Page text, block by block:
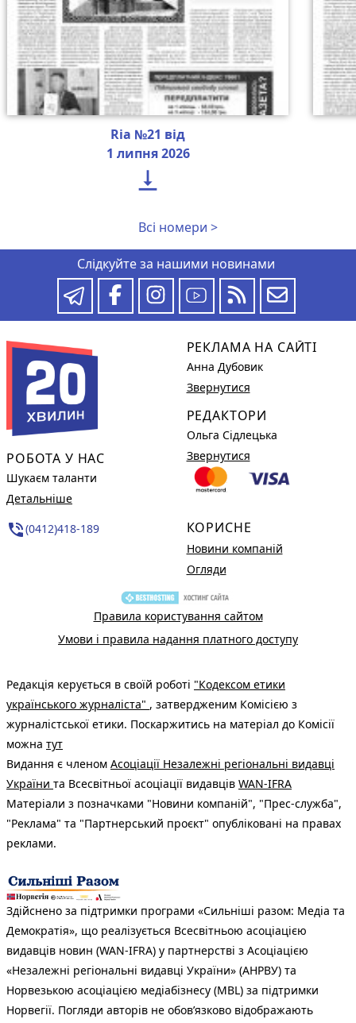
Ria №21 від
1 липня 2026

Всі номери >
Слідкуйте за нашими новинами
РОБОТА У НАС
Шукаєм таланти
Детальніше
phone_in_talk(0412)418-189
РЕКЛАМА НА САЙТІ
Анна Дубовик
Звернутися
РЕДАКТОРИ
Ольга Сідлецька
Звернутися
КОРИСНЕ
Новини компаній
Огляди
Правила користування сайтом
Умови і правила надання платного доступу
Редакція керується в своїй роботі "Кодексом етики
українського журналіста" , затвердженим Комісією з
журналістської етики. Поскаржитись на матеріал до Комісії
можна тут
Видання є членом Асоціації Незалежні регіональні видавці
України та Всесвітньої асоціації видавців WAN-IFRA
Матеріали з позначками "Новини компаній", "Прес-служба",
"Реклама" та "Партнерський проєкт" опубліковані на правах
реклами.
Здійснено за підтримки програми «Сильніші разом: Медіа та
Демократія», що реалізується Всесвітньою асоціацією
видавців новин (WAN-IFRA) у партнерстві з Асоціацією
«Незалежні регіональні видавці України» (АНРВУ) та
Норвезькою асоціацією медіабізнесу (MBL) за підтримки
Норвегії. Погляди авторів не обов’язково відображають